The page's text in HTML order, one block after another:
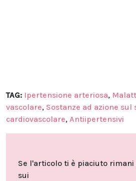
TAG: Ipertensione arteriosa,
vascolare, Sostanze ad azione sul
cardiovascolare, Antiipertensivi
Se l'articolo ti è piaciuto
sui